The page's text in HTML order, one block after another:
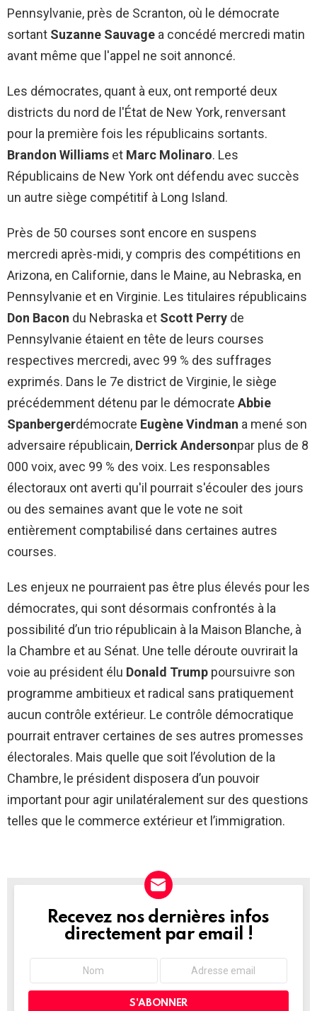
Pennsylvanie, près de Scranton, où le démocrate
sortant Suzanne Sauvage a concédé mercredi matin
avant même que l'appel ne soit annoncé.
Les démocrates, quant à eux, ont remporté deux
districts du nord de l'État de New York, renversant
pour la première fois les républicains sortants.
Brandon Williams et Marc Molinaro. Les
Républicains de New York ont ​​défendu avec succès
un autre siège compétitif à Long Island.
Près de 50 courses sont encore en suspens
mercredi après-midi, y compris des compétitions en
Arizona, en Californie, dans le Maine, au Nebraska, en
Pennsylvanie et en Virginie. Les titulaires républicains
Don Bacon du Nebraska et Scott Perry de
Pennsylvanie étaient en tête de leurs courses
respectives mercredi, avec 99 % des suffrages
exprimés. Dans le 7e district de Virginie, le siège
précédemment détenu par le démocrate Abbie
Spanbergerdémocrate Eugène Vindman a mené son
adversaire républicain, Derrick Andersonpar plus de 8
000 voix, avec 99 % des voix. Les responsables
électoraux ont averti qu'il pourrait s'écouler des jours
ou des semaines avant que le vote ne soit
entièrement comptabilisé dans certaines autres
courses.
Les enjeux ne pourraient pas être plus élevés pour les
démocrates, qui sont désormais confrontés à la
possibilité d’un trio républicain à la Maison Blanche, à
la Chambre et au Sénat. Une telle déroute ouvrirait la
voie au président élu Donald Trump poursuivre son
programme ambitieux et radical sans pratiquement
aucun contrôle extérieur. Le contrôle démocratique
pourrait entraver certaines de ses autres promesses
électorales. Mais quelle que soit l’évolution de la
Chambre, le président disposera d’un pouvoir
important pour agir unilatéralement sur des questions
telles que le commerce extérieur et l’immigration.
NEWSLETTER
Recevez nos dernières infos
directement par email !